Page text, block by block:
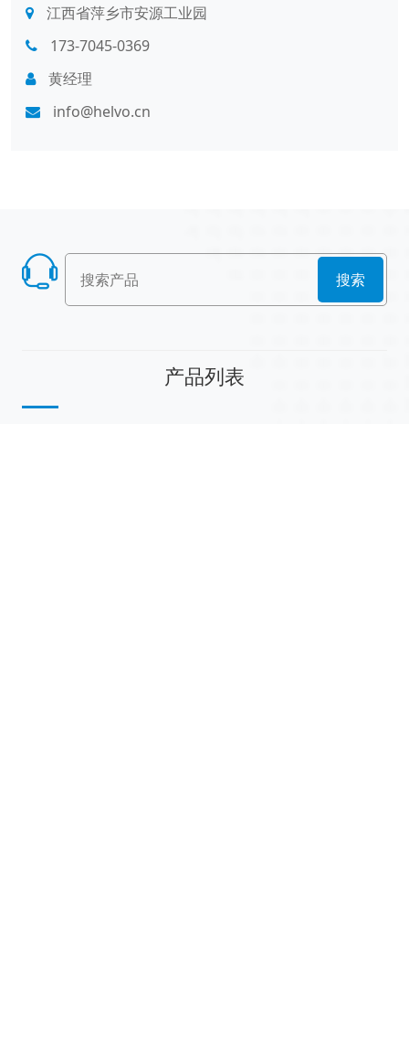
江西省萍乡市安源工业园
173-7045-0369
黄经理
info@helvo.cn
搜索
产品列表